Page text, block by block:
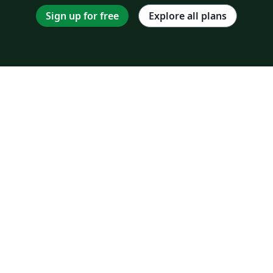
lineal que obligue a que los valores estimados
estén entre 0 y 1 ya que, la regresión con una
Sign up for free Explore all plans